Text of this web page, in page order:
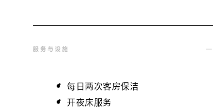
服务与设施
每日两次客房保洁
开夜床服务